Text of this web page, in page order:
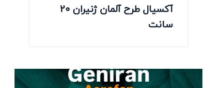
آکسیال طرح آلمان ژنیران 20
سانت